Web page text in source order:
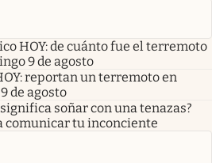
HOY: de cuánto fue el terremoto
9 de agosto
reportan un terremoto en
de agosto
significa soñar con una tenazas?
comunicar tu inconciente